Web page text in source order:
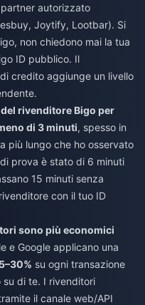
autorizzato
Joytify, Lootbar). Si
non chiedono mai la tua
ID pubblico. Il
credito aggiunge un livello
rivenditore Bigo per
di 3 minuti, spesso in
più lungo che ho osservato
prova è stato di 6 minuti
15 minuti senza
con il tuo ID
sono più economici
e Google applicano una
su ogni transazione
di te. I rivenditori
il canale web/API